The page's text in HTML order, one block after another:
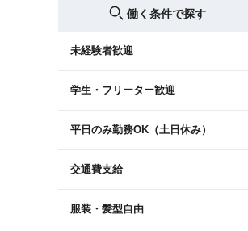
働く条件で探す
未経験者歓迎
学生・フリーター歓迎
平日のみ勤務OK（土日休み）
交通費支給
服装・髪型自由